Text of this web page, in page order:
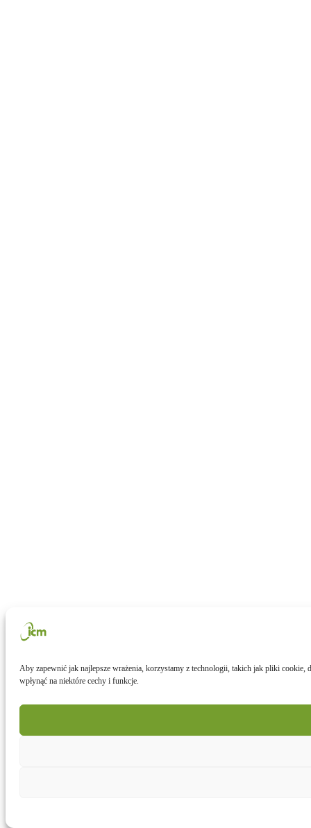
Aby zapewnić jak najlepsze wrażenia, korzystamy z technologii, takich jak pliki
wpłynąć na niektóre cechy i funkcje.